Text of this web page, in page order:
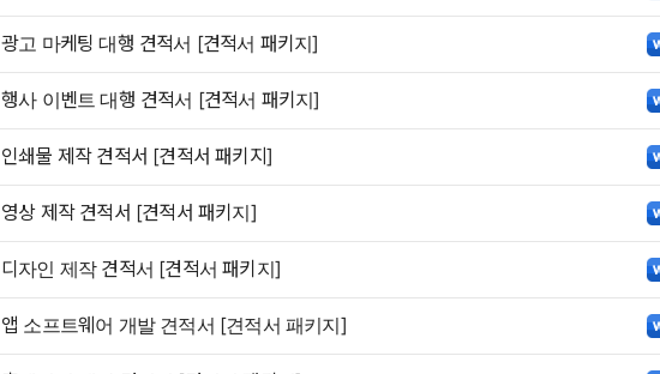
광고 마케팅 대행 견적서 [견적서 패키지]
행사 이벤트 대행 견적서 [견적서 패키지]
인쇄물 제작 견적서 [견적서 패키지]
영상 제작 견적서 [견적서 패키지]
디자인 제작 견적서 [견적서 패키지]
앱 소프트웨어 개발 견적서 [견적서 패키지]